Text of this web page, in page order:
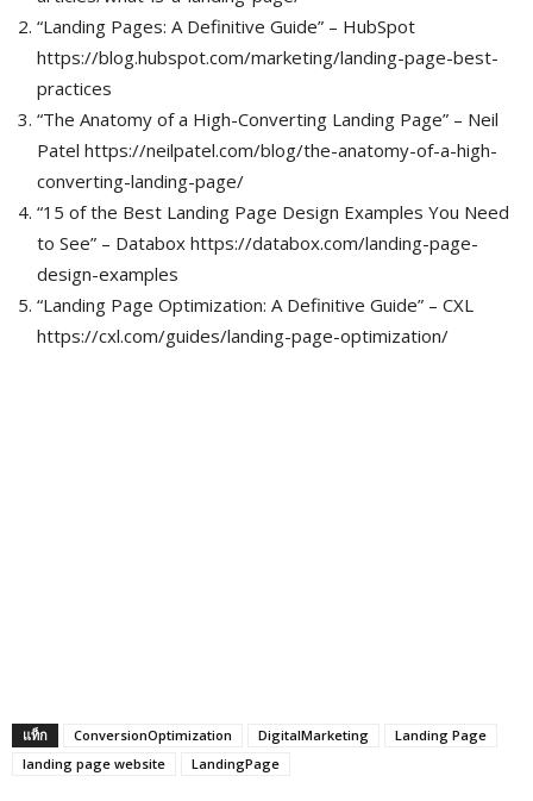
“Landing Pages: A Definitive Guide” – HubSpot
https://blog.hubspot.com/marketing/landing-page-best-
practices
“The Anatomy of a High-Converting Landing Page” – Neil
Patel https://neilpatel.com/blog/the-anatomy-of-a-high-
converting-landing-page/
“15 of the Best Landing Page Design Examples You Need
to See” – Databox https://databox.com/landing-page-
design-examples
“Landing Page Optimization: A Definitive Guide” – CXL
https://cxl.com/guides/landing-page-optimization/
แท็ก ConversionOptimization DigitalMarketing
Landing Page
landing page website
LandingPage